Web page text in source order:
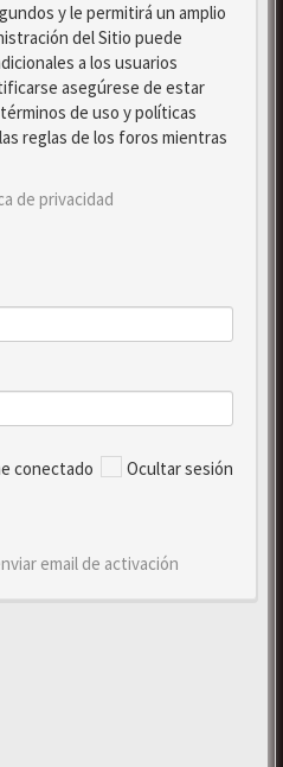
y le permitirá un amplio
del Sitio puede
a los usuarios
asegúrese de estar
de uso y políticas
reglas de los foros mientras
de privacidad
conectado Ocultar sesión
email de activación